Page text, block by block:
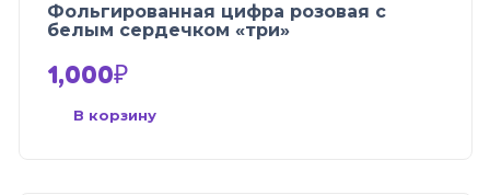
Фольгированная цифра розовая с
белым сердечком «три»
1,000₽
В корзину